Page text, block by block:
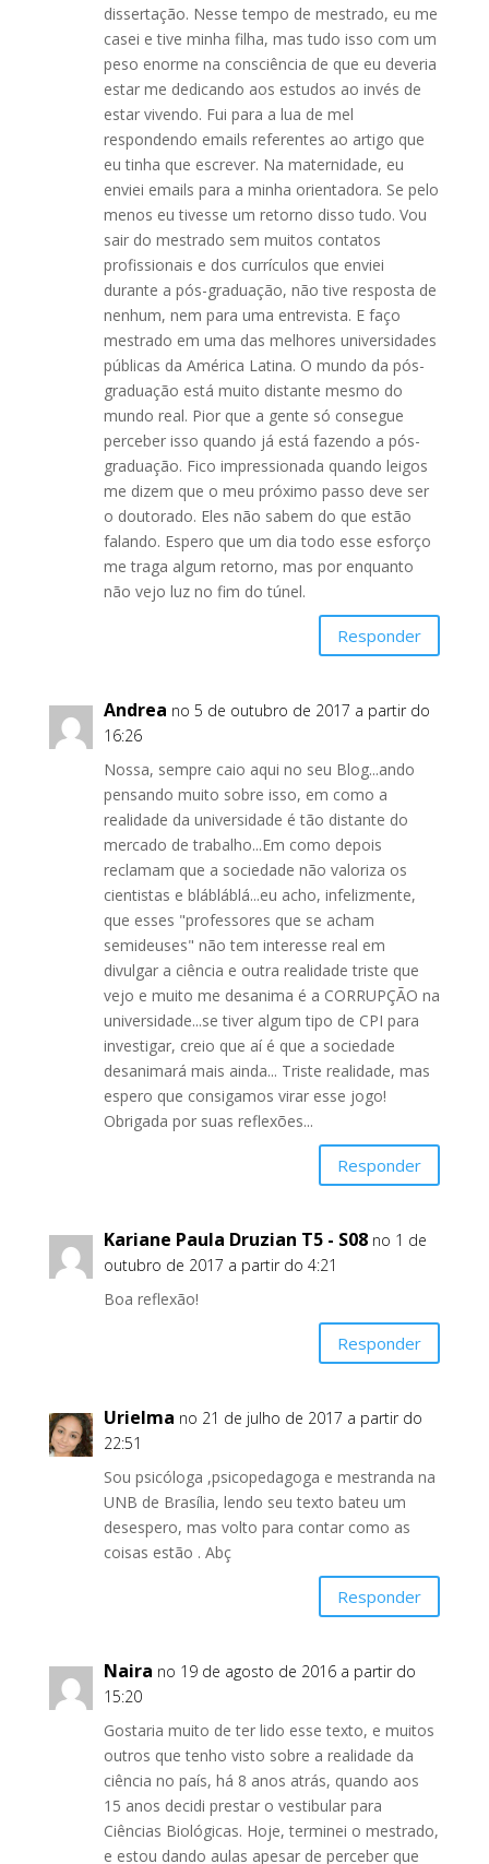
dissertação. Nesse tempo de mestrado, eu me
casei e tive minha filha, mas tudo isso com um
peso enorme na consciência de que eu deveria
estar me dedicando aos estudos ao invés de
estar vivendo. Fui para a lua de mel
respondendo emails referentes ao artigo que
eu tinha que escrever. Na maternidade, eu
enviei emails para a minha orientadora. Se pelo
menos eu tivesse um retorno disso tudo. Vou
sair do mestrado sem muitos contatos
profissionais e dos currículos que enviei
durante a pós-graduação, não tive resposta de
nenhum, nem para uma entrevista. E faço
mestrado em uma das melhores universidades
públicas da América Latina. O mundo da pós-
graduação está muito distante mesmo do
mundo real. Pior que a gente só consegue
perceber isso quando já está fazendo a pós-
graduação. Fico impressionada quando leigos
me dizem que o meu próximo passo deve ser
o doutorado. Eles não sabem do que estão
falando. Espero que um dia todo esse esforço
me traga algum retorno, mas por enquanto
não vejo luz no fim do túnel.
Responder
Andrea no 5 de outubro de 2017 a partir do
16:26
Nossa, sempre caio aqui no seu Blog...ando
pensando muito sobre isso, em como a
realidade da universidade é tão distante do
mercado de trabalho...Em como depois
reclamam que a sociedade não valoriza os
cientistas e blábláblá...eu acho, infelizmente,
que esses "professores que se acham
semideuses" não tem interesse real em
divulgar a ciência e outra realidade triste que
vejo e muito me desanima é a CORRUPÇÃO na
universidade...se tiver algum tipo de CPI para
investigar, creio que aí é que a sociedade
desanimará mais ainda... Triste realidade, mas
espero que consigamos virar esse jogo!
Obrigada por suas reflexões...
Responder
Kariane Paula Druzian T5 - S08 no 1 de
outubro de 2017 a partir do 4:21
Boa reflexão!
Responder
Urielma no 21 de julho de 2017 a partir do
22:51
Sou psicóloga ,psicopedagoga e mestranda na
UNB de Brasília, lendo seu texto bateu um
desespero, mas volto para contar como as
coisas estão . Abç
Responder
Naira no 19 de agosto de 2016 a partir do
15:20
Gostaria muito de ter lido esse texto, e muitos
outros que tenho visto sobre a realidade da
ciência no país, há 8 anos atrás, quando aos
15 anos decidi prestar o vestibular para
Ciências Biológicas. Hoje, terminei o mestrado,
e estou dando aulas apesar de perceber que